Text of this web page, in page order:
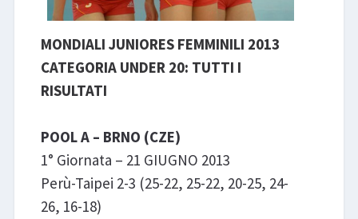
MONDIALI JUNIORES FEMMINILI 2013
CATEGORIA UNDER 20: TUTTI I
RISULTATI
POOL A – BRNO (CZE)
1° Giornata – 21 GIUGNO 2013
Perù-Taipei 2-3 (25-22, 25-22, 20-25, 24-
26, 16-18)